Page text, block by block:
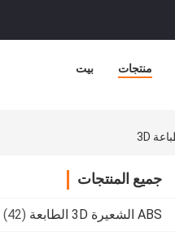
بيت منتجات
جميع المنتجات
ABS الشعيرة 3D الطابعة (42)